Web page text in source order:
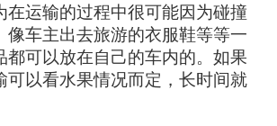
在运输的过程中很可能因为碰撞
像车主出去旅游的衣服鞋等等一
都可以放在自己的车内的。如果
可以看水果情况而定，长时间就